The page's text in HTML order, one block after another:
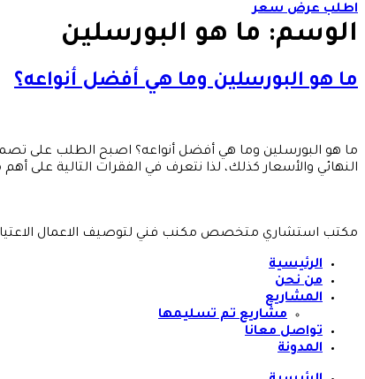
اطلب عرض سعر
الوسم: ما هو البورسلين
ما هو البورسلين وما هي أفضل أنواعه؟
ما هو البورسلين وما هي أفضل أنواعه؟ اصبح الطلب على
النهائي والأسعار كذلك، لذا نتعرف في الفقرات التالية على
مكتب استشاري متخصص مكنب فني لتوصيف الاعمال
الرئيسية
من نحن
المشاريع
مشاريع تم تسليمها
تواصل معانا
المدونة